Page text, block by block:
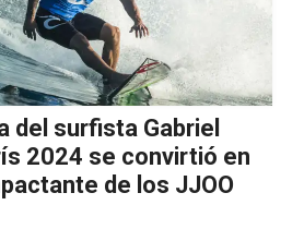
del surfista Gabriel
2024 se convirtió en
de los JJOO